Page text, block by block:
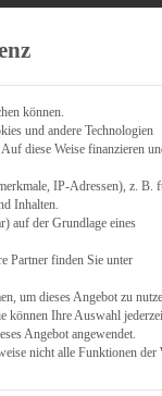
können.
und andere Technologien
diese Weise finanzieren
IP-Adressen), z. B.
Inhalten.
auf der Grundlage eines
Partner finden Sie unter
um dieses Angebot zu
können Ihre Auswahl
Angebot angewendet.
nicht alle Funktionen der